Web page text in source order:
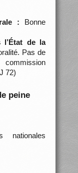
: Bonne
l’État de la
Pas de
72)
peine
nationales